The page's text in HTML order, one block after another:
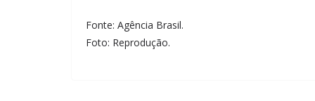
Fonte: Agência Brasil.
Foto: Reprodução.